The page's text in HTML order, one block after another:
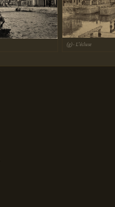
(g)- L'écluse